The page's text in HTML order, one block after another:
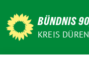
zum
Inhalt
BÜNDNIS
KREIS DÜREN